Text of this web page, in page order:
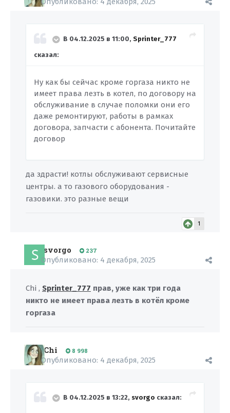
В 04.12.2025 в 11:00, Sprinter_777
сказал:
Ну как бы сейчас кроме горгаза никто не
имеет права лезть в котел, по договору на
обслуживание в случае поломки они его
даже ремонтируют, работы в рамках
договора, запчасти с абонента. Почитайте
договор
да здрасти! котлы обслуживают сервисные
центры. а то газового оборудования -
газовики. это разные вещи
1
svorgo 237
Опубликовано: 4 декабря, 2025
Chi , Sprinter_777 прав, уже как три года
никто не имеет права лезть в котёл кроме
горгаза
Chi 8 998
Опубликовано: 4 декабря, 2025
В 04.12.2025 в 13:22, svorgo сказал: